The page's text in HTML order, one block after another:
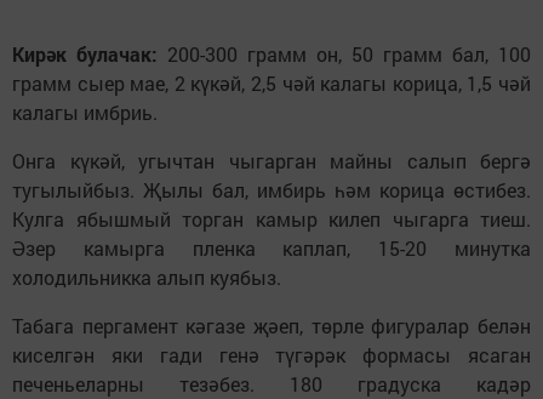
Кирәк булачак: 200-300 грамм он, 50 грамм бал, 100
грамм сыер мае, 2 күкәй, 2,5 чәй калагы корица, 1,5 чәй
калагы имбриь.
Онга күкәй, угычтан чыгарган майны салып бергә
тугылыйбыз. Җылы бал, имбирь һәм корица өстибез.
Кулга ябышмый торган камыр килеп чыгарга тиеш.
Әзер камырга пленка каплап, 15-20 минутка
холодильникка алып куябыз.
Табага пергамент кәгазе җәеп, төрле фигуралар белән
киселгән яки гади генә түгәрәк формасы ясаган
печеньеларны тезәбез. 180 градуска кадәр